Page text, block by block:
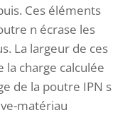
Ces éléments
n écrase les
La largeur de ces
charge calculée
de la poutre IPN s
matériau